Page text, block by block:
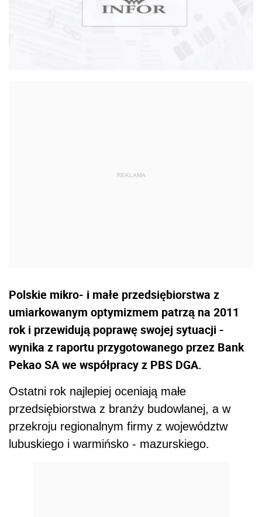
Polskie mikro- i małe przedsiębiorstwa z
umiarkowanym optymizmem patrzą na 2011
rok i przewidują poprawę swojej sytuacji -
wynika z raportu przygotowanego przez Bank
Pekao SA we współpracy z PBS DGA.
Ostatni rok najlepiej oceniają małe
przedsiębiorstwa z branży budowlanej, a w
przekroju regionalnym firmy z województw
lubuskiego i warmińsko - mazurskiego.